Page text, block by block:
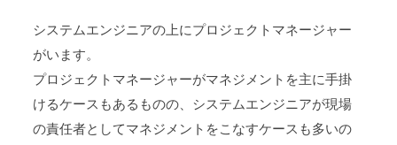
システムエンジニアの上にプロジェクトマネージャー
がいます。
プロジェクトマネージャーがマネジメントを主に手掛
けるケースもあるものの、システムエンジニアが現場
の責任者としてマネジメントをこなすケースも多いの